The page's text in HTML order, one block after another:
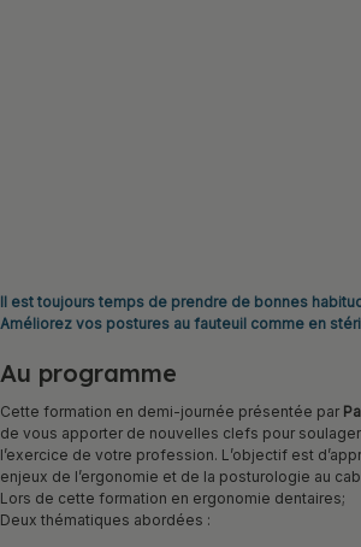
Il est toujours temps de prendre de bonnes
Améliorez vos postures au fauteuil comme en
Au programme
Cette formation en demi-journée présentée par
de vous apporter de nouvelles clefs pour
l’exercice de votre profession. L’objectif est
enjeux de l’ergonomie et de la posturologie au
Lors de cette formation en ergonomie dentaires;
Deux thématiques abordées :